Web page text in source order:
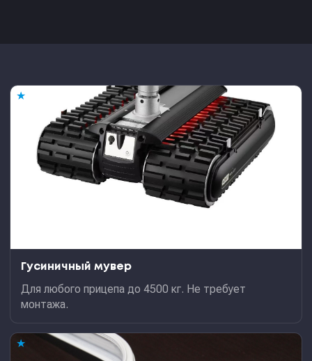
★
Гусиничный мувер
Для любого прицепа до 4500 кг. Не требует
монтажа.
★